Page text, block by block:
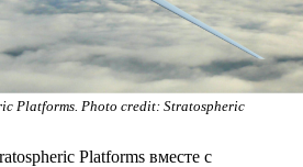
Platforms. Photo credit: Stratospheric
Platforms вместе с